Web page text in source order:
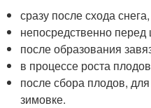
сразу после схода
непосредственно перед
после образования
в процессе роста
после сбора плодов,
зимовке.